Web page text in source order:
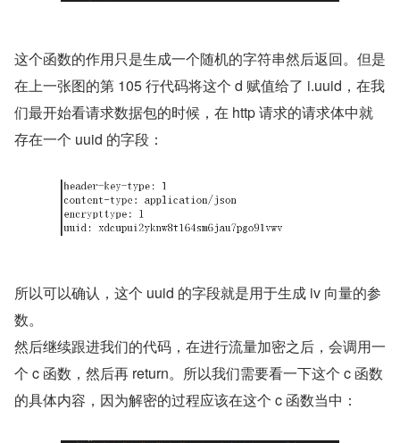
这个函数的作用只是生成一个随机的字符串然后返回。但是
在上一张图的第 105 行代码将这个 d 赋值给了 i.uuid，在我
们最开始看请求数据包的时候，在 http 请求的请求体中就
存在一个 uuid 的字段：
所以可以确认，这个 uuid 的字段就是用于生成 iv 向量的参
数。
然后继续跟进我们的代码，在进行流量加密之后，会调用一
个 c 函数，然后再 return。所以我们需要看一下这个 c 函数
的具体内容，因为解密的过程应该在这个 c 函数当中：